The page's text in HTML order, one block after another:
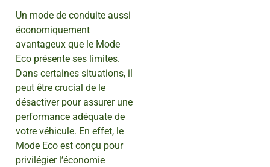
Un mode de conduite aussi
économiquement
avantageux que le Mode
Eco présente ses limites.
Dans certaines situations, il
peut être crucial de le
désactiver pour assurer une
performance adéquate de
votre véhicule. En effet, le
Mode Eco est conçu pour
privilégier l’économie